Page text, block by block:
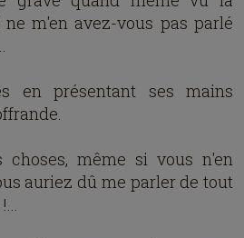
m'en avez-vous pas parlé
en présentant ses mains
même si vous n'en
auriez dû me parler de tout